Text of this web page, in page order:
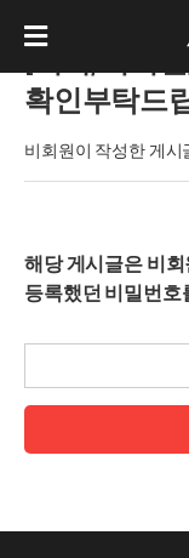
확인부탁드
비회원이 작성한 게시
해당 게시글은 비
등록했던 비밀번호